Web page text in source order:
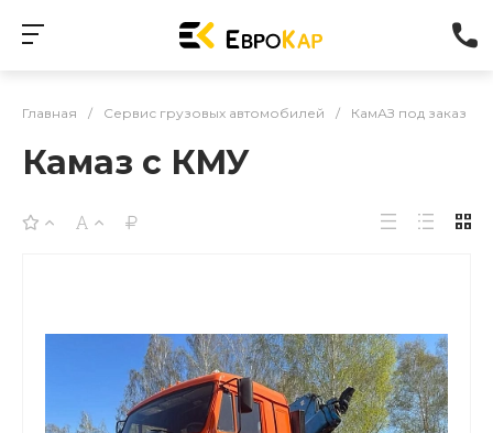
Главная / Сервис грузовых автомобилей / КамАЗ под заказ
Камаз с КМУ